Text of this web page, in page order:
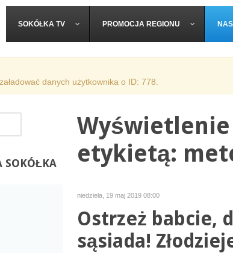
SOKÓŁKA TV PROMOCJA REGIONU
danych użytkownika o ID: 778.
Wyświetlenie
etykietą:
niedziela, 19 maj 2019 08:00
Ostrzeż babcie,
sąsiada!
SOKÓŁKA